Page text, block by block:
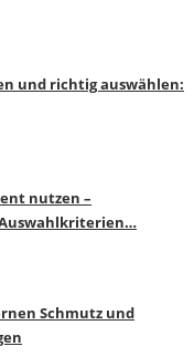
und richtig auswählen:
nutzen –
Schmutz und